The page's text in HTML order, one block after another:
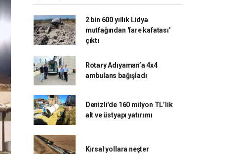
2 bin 600 yıllık Lidya
mutfağından 'fare kafatası'
çıktı
Rotary Adıyaman’a 4x4
ambulans bağışladı
Denizli'de 160 milyon TL’lik
alt ve üstyapı yatırımı
Kırsal yollara neşter